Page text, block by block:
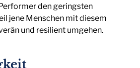
den geringsten
jene Menschen mit diesem
und resilient umgehen.